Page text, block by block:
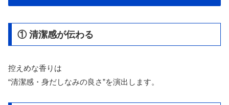
① 清潔感が伝わる
控えめな香りは
“清潔感・身だしなみの良さ”を演出します。